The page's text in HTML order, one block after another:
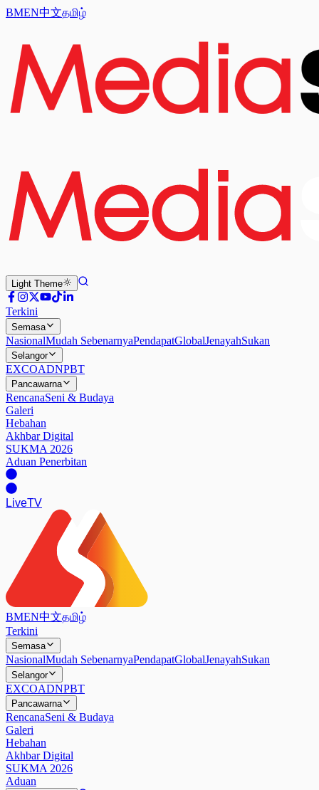
BMEN中文தமிழ்
Light Theme
Terkini
Semasa
NasionalMudah SebenarnyaPendapatGlobalJenayahSukan
Selangor
EXCOADNPBT
Pancawarna
RencanaSeni & Budaya
Galeri
Hebahan
Akhbar Digital
SUKMA 2026
Aduan Penerbitan
LiveTV
BMEN中文தமிழ்
Terkini
Semasa
NasionalMudah SebenarnyaPendapatGlobalJenayahSukan
Selangor
EXCOADNPBT
Pancawarna
RencanaSeni & Budaya
Galeri
Hebahan
Akhbar Digital
SUKMA 2026
Aduan